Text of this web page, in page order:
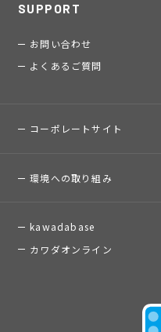
SUPPORT
お問い合わせ
よくあるご質問
コーポレートサイト
環境への取り組み
kawadabase
カワダオンライン